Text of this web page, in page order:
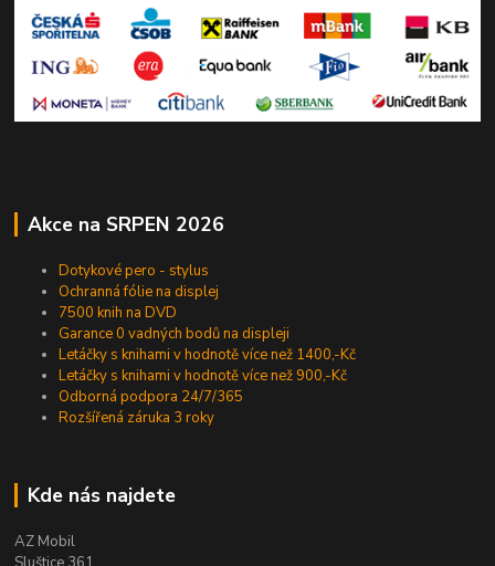
Akce na SRPEN 2026
Dotykové pero - stylus
Ochranná fólie na displej
7500 knih na DVD
Garance 0 vadných bodů na displeji
Letáčky s knihami v hodnotě více než 1400,-Kč
Letáčky s knihami v hodnotě více než 900,-Kč
Odborná podpora 24/7/365
Rozšířená záruka 3 roky
Kde nás najdete
AZ Mobil